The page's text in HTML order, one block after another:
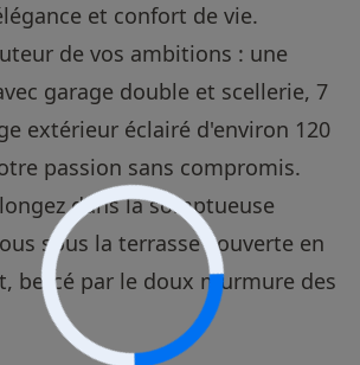
et confort de vie.
de vos ambitions : une
garage double et scellerie, 7
extérieur éclairé d'environ 120
passion sans compromis.
dans la somptueuse
sous la terrasse couverte en
bercé par le doux murmure des